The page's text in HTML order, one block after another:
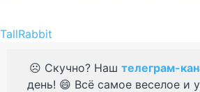
TallRabbit
☹️ Скучно? Наш телеграм-
день! 😄 Всё самое веселое и